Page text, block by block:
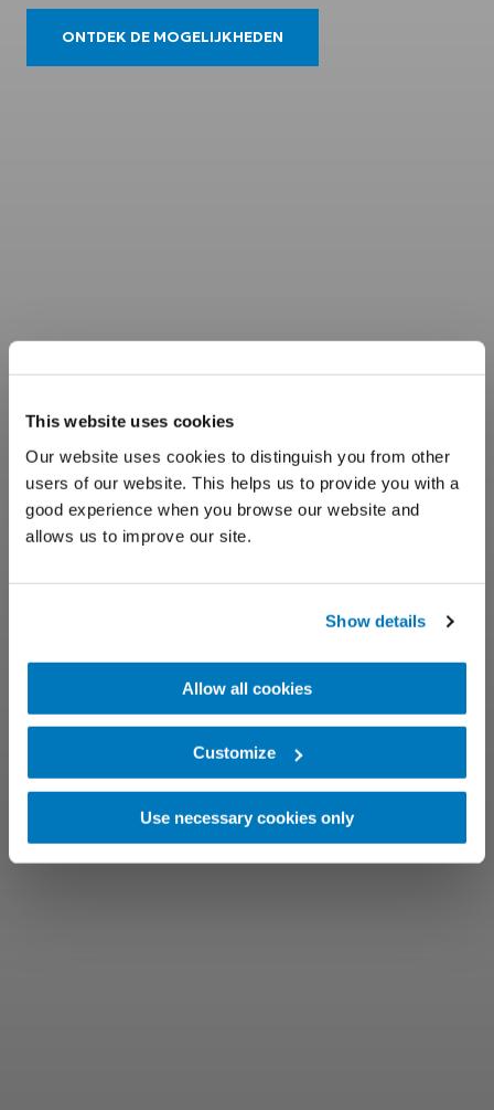
This website uses cookies
Our website uses cookies to distinguish you from other
users of our website. This helps us to provide you with a
good experience when you browse our website and
allows us to improve our site.
Show details
Allow all cookies
Customize
Use necessary cookies only
ONTDEK DE MOGELIJKHEDEN